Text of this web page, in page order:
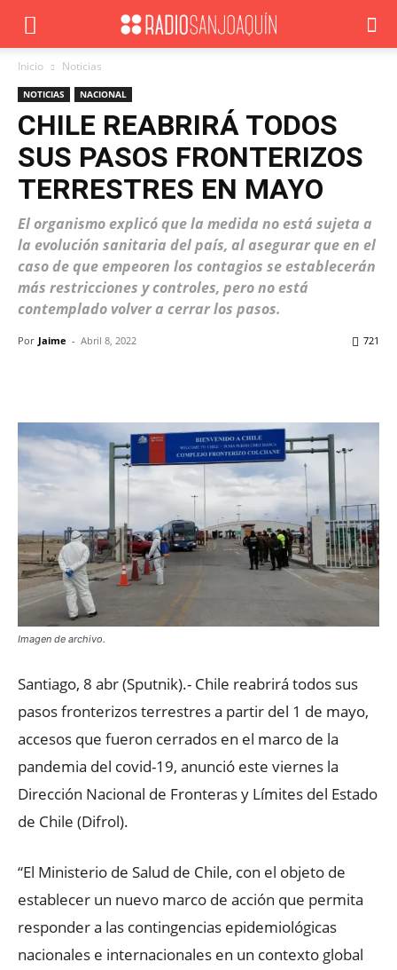
Inicio Noticias
NOTICIAS NACIONAL
CHILE REABRIRÁ TODOS
SUS PASOS FRONTERIZOS
TERRESTRES EN MAYO
El organismo explicó que la medida no está sujeta a
la evolución sanitaria del país, al asegurar que en el
caso de que empeoren los contagios se establecerán
más restricciones y controles, pero no está
contemplado volver a cerrar los pasos.
Por Jaime - Abril 8, 2022 721
Imagen de archivo.
Santiago, 8 abr (Sputnik).- Chile reabrirá todos sus
pasos fronterizos terrestres a partir del 1 de mayo,
accesos que fueron cerrados en el marco de la
pandemia del covid-19, anunció este viernes la
Dirección Nacional de Fronteras y Límites del Estado
de Chile (Difrol).
“El Ministerio de Salud de Chile, con el objeto de
establecer un nuevo marco de acción que permita
responder a las contingencias epidemiológicas
nacionales e internacionales en un contexto global